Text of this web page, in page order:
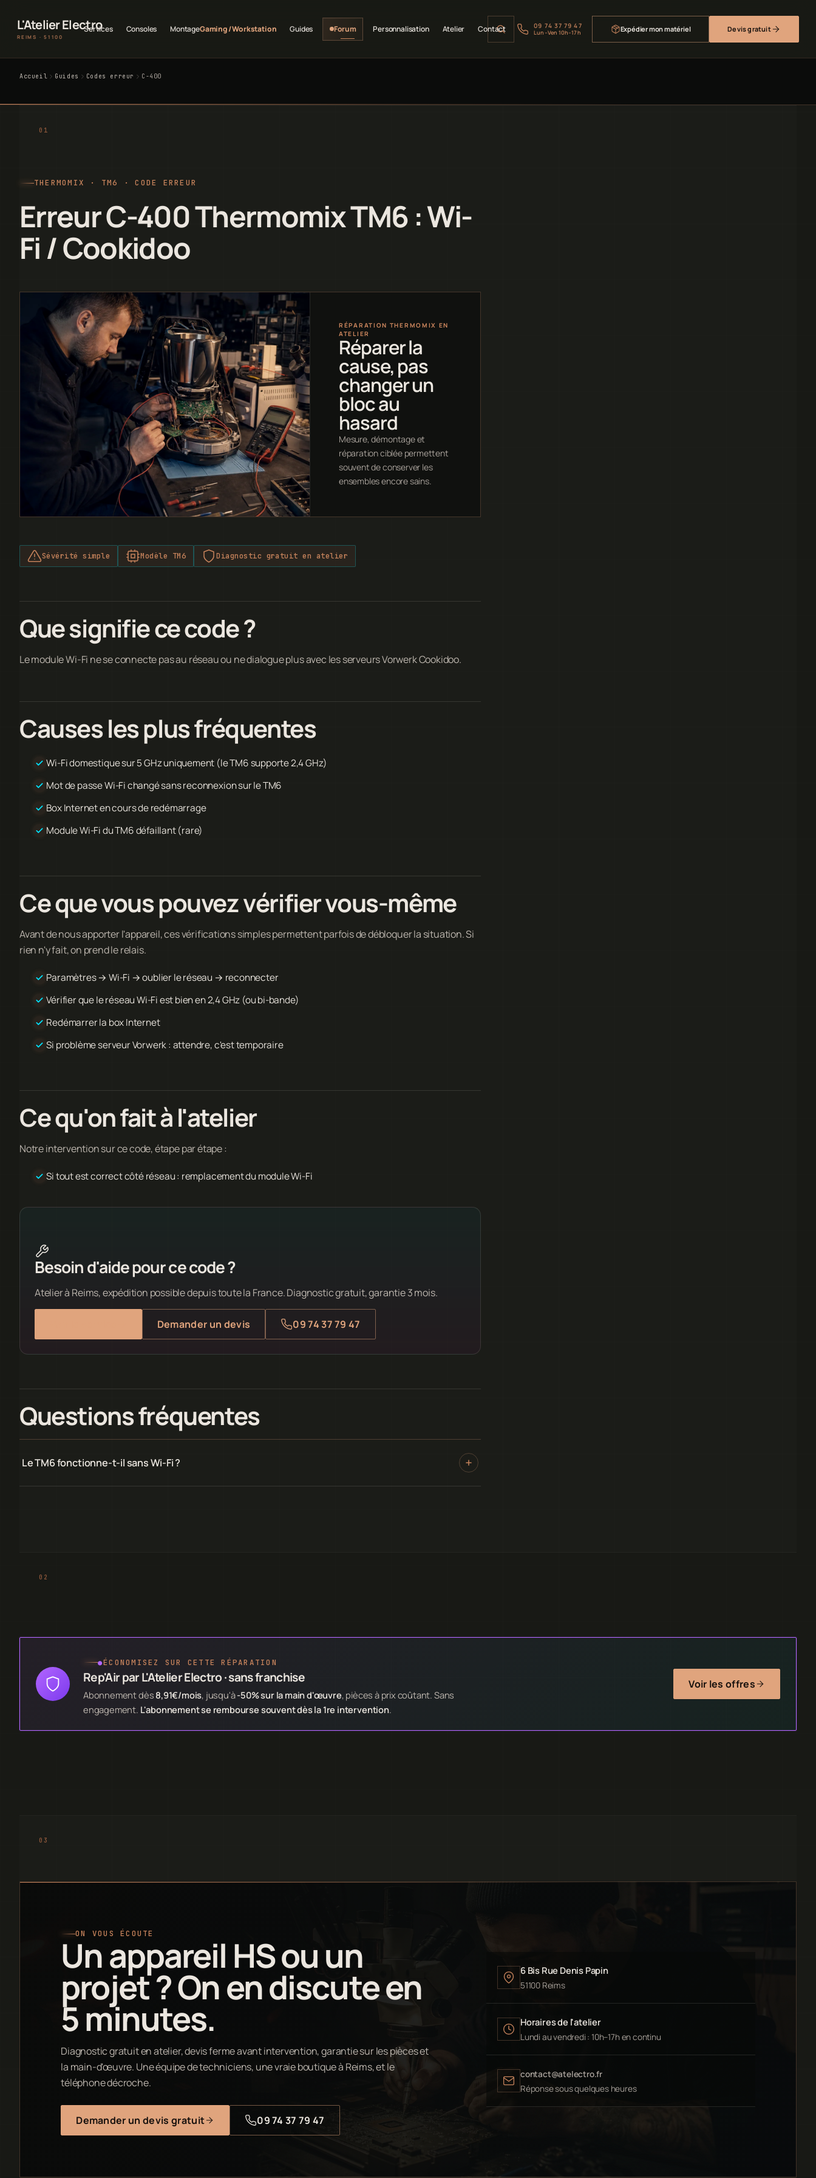
L'Atelier Electro
REIMS · 51100
Services Consoles MontageGaming / Workstation Guides Forum Personnalisation Atelier Contact 09 74 37 79 47
Lun–Ven 10h–17h Expédier mon matériel Devis gratuit
Accueil Guides Codes erreur C-400
THERMOMIX · TM6 · CODE ERREUR
Erreur C-400 Thermomix TM6 : Wi-
Fi / Cookidoo
RÉPARATION THERMOMIX EN
ATELIER
Réparer la
cause, pas
changer un
bloc au
hasard
Mesure, démontage et
réparation ciblée permettent
souvent de conserver les
ensembles encore sains.
Sévérité simple Modèle TM6 Diagnostic gratuit en atelier
Que signifie ce code ?
Le module Wi-Fi ne se connecte pas au réseau ou ne dialogue plus avec les serveurs Vorwerk Cookidoo.
Causes les plus fréquentes
Wi-Fi domestique sur 5 GHz uniquement (le TM6 supporte 2,4 GHz)
Mot de passe Wi-Fi changé sans reconnexion sur le TM6
Box Internet en cours de redémarrage
Module Wi-Fi du TM6 défaillant (rare)
Ce que vous pouvez vérifier vous-même
Avant de nous apporter l'appareil, ces vérifications simples permettent parfois de débloquer la situation. Si
rien n'y fait, on prend le relais.
Paramètres → Wi-Fi → oublier le réseau → reconnecter
Vérifier que le réseau Wi-Fi est bien en 2,4 GHz (ou bi-bande)
Redémarrer la box Internet
Si problème serveur Vorwerk : attendre, c'est temporaire
Ce qu'on fait à l'atelier
Notre intervention sur ce code, étape par étape :
Si tout est correct côté réseau : remplacement du module Wi-Fi
Besoin d'aide pour ce code ?
Atelier à Reims, expédition possible depuis toute la France. Diagnostic gratuit, garantie 3 mois.
Demander un devis 09 74 37 79 47
Questions fréquentes
Le TM6 fonctionne-t-il sans Wi-Fi ?
●ÉCONOMISEZ SUR CETTE RÉPARATION
Rep'Air par L'Atelier Electro · sans franchise
Abonnement dès 8,91€/mois, jusqu'à-50% sur la main d'œuvre, pièces à prix coûtant. Sans
engagement. L'abonnement se rembourse souvent dès la 1re intervention.
Voir les offres
ON VOUS ÉCOUTE
Un appareil HS ou un
projet ? On en discute en
5 minutes.
Diagnostic gratuit en atelier, devis ferme avant intervention, garantie sur les pièces et
la main-d'œuvre. Une équipe de techniciens, une vraie boutique à Reims, et le
téléphone décroche.
Demander un devis gratuit 09 74 37 79 47
6 Bis Rue Denis Papin
51100 Reims
Horaires de l'atelier
Lundi au vendredi : 10h–17h en continu
contact@atelectro.fr
Réponse sous quelques heures